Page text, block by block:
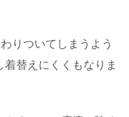
りついてしまうよう
替えにくくもなりま